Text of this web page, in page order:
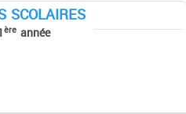
SCOLAIRES
ère année